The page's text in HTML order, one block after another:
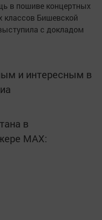
в пошиве концертных
классов Бишевской
с докладом
и интересным в
в
MАХ: